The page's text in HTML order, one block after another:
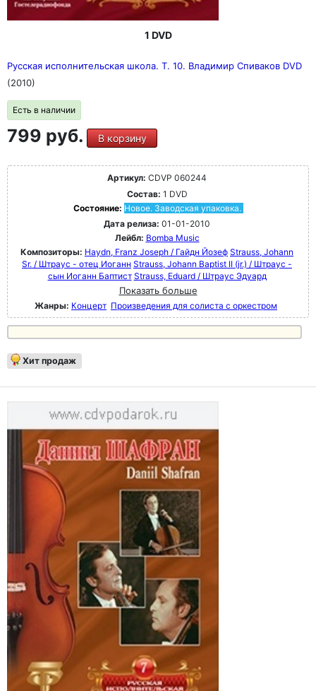
1 DVD
Русская исполнительская школа. Т. 10. Владимир Спиваков DVD
(2010)
Есть в наличии
799 руб. В корзину
Артикул: CDVP 060244
Состав: 1 DVD
Состояние: Новое. Заводская упаковка.
Дата релиза: 01-01-2010
Лейбл: Bomba Music
Композиторы: Haydn, Franz Joseph / Гайдн Йозеф Strauss, Johann
Sr. / Штраус - отец Иоганн Strauss, Johann Baptist II (jr.) / Штраус -
сын Иоганн Баптист Strauss, Eduard / Штраус Эдуард
Показать больше
Жанры: Концерт Произведения для солиста с оркестром
Хит продаж